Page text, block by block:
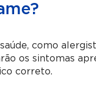
como
os sintomas
correto.